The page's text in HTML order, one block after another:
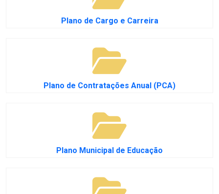
Plano de Cargo e Carreira
Plano de Contratações Anual (PCA)
Plano Municipal de Educação